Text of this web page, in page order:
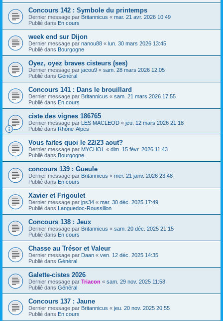
Concours 142 : Symbole du printemps
Dernier message par Britannicus « mar. 21 avr. 2026 10:49
Publié dans En cours
week end sur Dijon
Dernier message par nanou88 « lun. 30 mars 2026 13:45
Publié dans Bourgogne
Oyez, oyez braves cisteurs (ses)
Dernier message par jacou9 « sam. 28 mars 2026 12:05
Publié dans Général
Concours 141 : Dans le brouillard
Dernier message par Britannicus « sam. 21 mars 2026 17:55
Publié dans En cours
ciste des vignes 186765
Dernier message par LES MACLEOD « jeu. 12 mars 2026 21:18
Publié dans Rhône-Alpes
Vous faites quoi le 22/23 aout?
Dernier message par MYCHOL « dim. 15 févr. 2026 11:43
Publié dans Bourgogne
concours 139 : Gueule
Dernier message par Britannicus « mer. 21 janv. 2026 23:48
Publié dans En cours
Xavier et Frigoulet
Dernier message par jps34 « mar. 30 déc. 2025 17:49
Publié dans Languedoc-Roussillon
Concours 138 : Jeux
Dernier message par Britannicus « sam. 20 déc. 2025 21:15
Publié dans En cours
Chasse au Trésor et Valeur
Dernier message par Daan « ven. 12 déc. 2025 14:35
Publié dans Général
Galette-cistes 2026
Dernier message par Triacon « sam. 29 nov. 2025 11:58
Publié dans Général
Concours 137 : Jaune
Dernier message par Britannicus « jeu. 20 nov. 2025 20:55
Publié dans En cours